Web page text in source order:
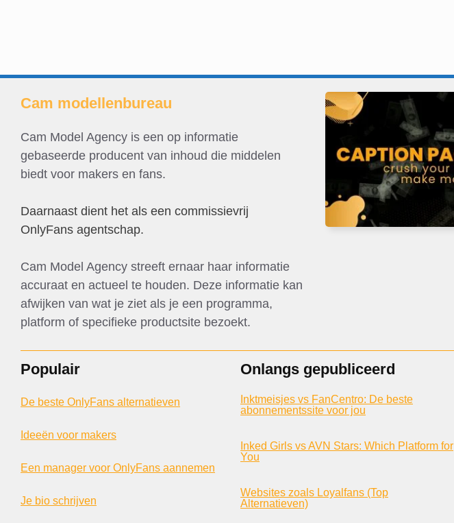
Cam modellenbureau
Cam Model Agency is een op informatie
gebaseerde producent van inhoud die middelen
biedt voor makers en fans.
Daarnaast dient het als een commissievrij
OnlyFans agentschap.
Cam Model Agency streeft ernaar haar informatie
accuraat en actueel te houden. Deze informatie kan
afwijken van wat je ziet als je een programma,
platform of specifieke productsite bezoekt.
Populair
De beste OnlyFans alternatieven
Ideeën voor makers
Een manager voor OnlyFans aannemen
Je bio schrijven
Onlangs gepubliceerd
Inktmeisjes vs FanCentro: De beste
abonnementssite voor jou
Inked Girls vs AVN Stars: Which Platform for
You
Websites zoals Loyalfans (Top
Alternatieven)